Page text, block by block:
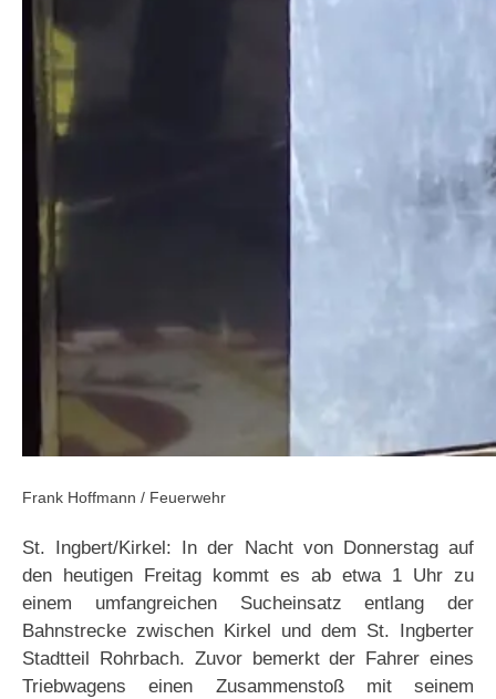
Frank Hoffmann / Feuerwehr
St. Ingbert/Kirkel: In der Nacht von Donnerstag auf
den heutigen Freitag kommt es ab etwa 1 Uhr zu
einem umfangreichen Sucheinsatz entlang der
Bahnstrecke zwischen Kirkel und dem St. Ingberter
Stadtteil Rohrbach. Zuvor bemerkt der Fahrer eines
Triebwagens einen Zusammenstoß mit seinem